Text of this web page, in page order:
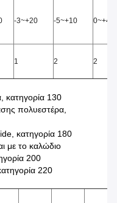
-3~+20 -5~+10 0~+40
1 2 2
κατηγορία 130
πολυεστέρα,
κατηγορία 180
με το καλώδιο
200
220